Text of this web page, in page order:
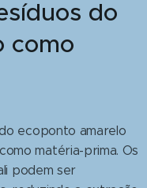
do
como
ecoponto amarelo
matéria-prima. Os
podem ser